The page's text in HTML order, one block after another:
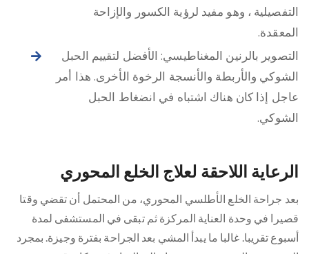
التفصيلية ، وهو مفيد لرؤية الكسور والإزاحة
المعقدة.
التصوير بالرنين المغناطيسي: الأفضل لتقييم الحبل
الشوكي والأربطة والأنسجة الرخوة الأخرى. هذا أمر
عاجل إذا كان هناك اشتباه في انضغاط الحبل
الشوكي.
الرعاية اللاحقة لعلاج الخلع المحوري
بعد جراحة الخلع الأطلسي المحوري، من المحتمل أن تقضي وقتا
قصيرا في وحدة العناية المركزة ثم تبقى في المستشفى لمدة
أسبوع تقريبا. غالبا ما يبدأ المشي بعد الجراحة بفترة وجيزة. بمجرد